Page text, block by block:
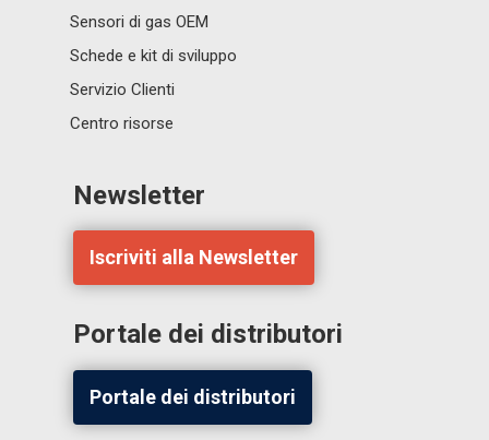
Sensori di gas OEM
Schede e kit di sviluppo
Servizio Clienti
Centro risorse
Newsletter
Iscriviti alla Newsletter
Portale dei distributori
Portale dei distributori